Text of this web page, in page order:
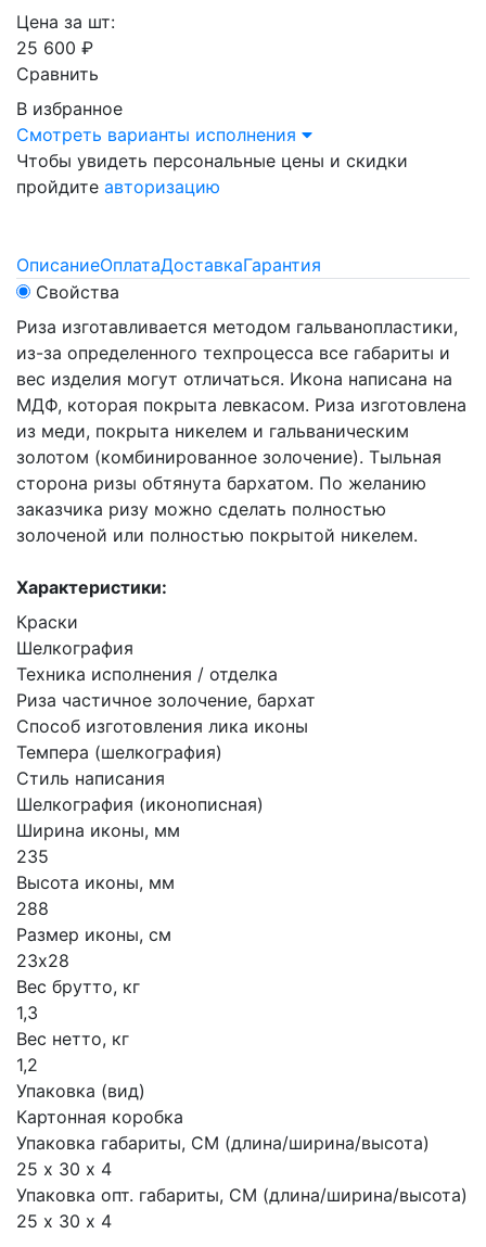
Цена за шт:
25 600 ₽
Сравнить
В избранное
Смотреть варианты исполнения
Чтобы увидеть персональные цены и скидки
пройдите авторизацию
ОписаниеОплатаДоставкаГарантия
Свойства
Риза изготавливается методом гальванопластики,
из-за определенного техпроцесса все габариты и
вес изделия могут отличаться. Икона написана на
МДФ, которая покрыта левкасом. Риза изготовлена
из меди, покрыта никелем и гальваническим
золотом (комбинированное золочение). Тыльная
сторона ризы обтянута бархатом. По желанию
заказчика ризу можно сделать полностью
золоченой или полностью покрытой никелем.
Характеристики:
Краски
Шелкография
Техника исполнения / отделка
Риза частичное золочение, бархат
Способ изготовления лика иконы
Темпера (шелкография)
Стиль написания
Шелкография (иконописная)
Ширина иконы, мм
235
Высота иконы, мм
288
Размер иконы, см
23х28
Вес брутто, кг
1,3
Вес нетто, кг
1,2
Упаковка (вид)
Картонная коробка
Упаковка габариты, СМ (длина/ширина/высота)
25 х 30 х 4
Упаковка опт. габариты, СМ (длина/ширина/высота)
25 х 30 х 4